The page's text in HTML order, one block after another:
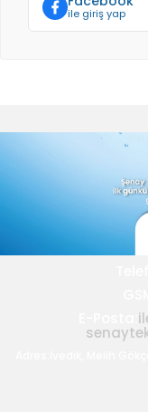
ile giriş yap